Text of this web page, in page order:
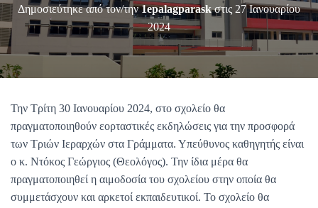
Λ
Ο
Ή
Δημοσιεύτηκε από τον/την1epalagparaskστις 27 Ιανουαρίου
2024
Την Τρίτη 30 Ιανουαρίου 2024, στο σχολείο θα
πραγματοποιηθούν εορταστικές εκδηλώσεις για την προσφορά
των Τριών Ιεραρχών στα Γράμματα. Υπεύθυνος καθηγητής είναι
ο κ. Ντόκος Γεώργιος (Θεολόγος). Την ίδια μέρα θα
πραγματοποιηθεί η αιμοδοσία του σχολείου στην οποία θα
συμμετάσχουν και αρκετοί εκπαιδευτικοί. Το σχολείο θα